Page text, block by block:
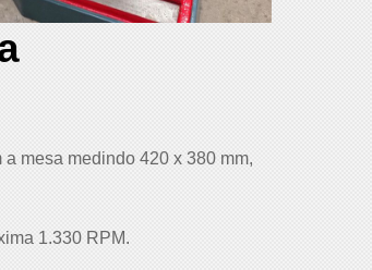
mesa medindo 420 x 380 mm,
1.330 RPM.